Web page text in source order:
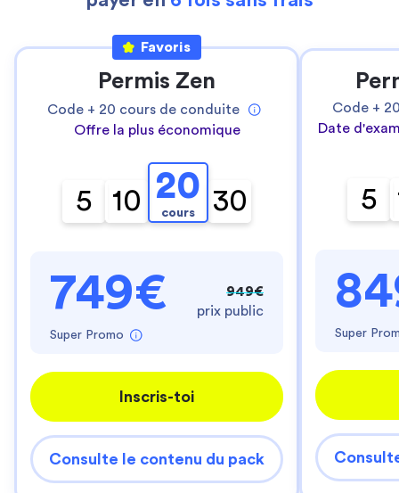
Favoris
Permis Zen
Code + 20 cours de conduite
Offre la plus économique
5 10 20
cours 30
749€
Super Promo
949€
prix public
Inscris-toi
Consulte le contenu du pack
Code +
Date
5
Super